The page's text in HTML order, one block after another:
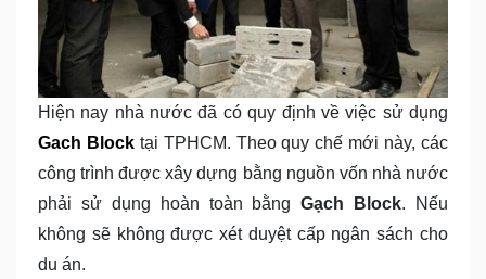
Hiện nay nhà nước đã có quy định về việc sử dụng
Gach Blocktại TPHCM. Theo quy chế mới này, các
công trình được xây dựng bằng nguồn vốn nhà nước
phải sử dụng hoàn toàn bằngGạch Block. Nếu
không sẽ không được xét duyệt cấp ngân sách cho
du án.